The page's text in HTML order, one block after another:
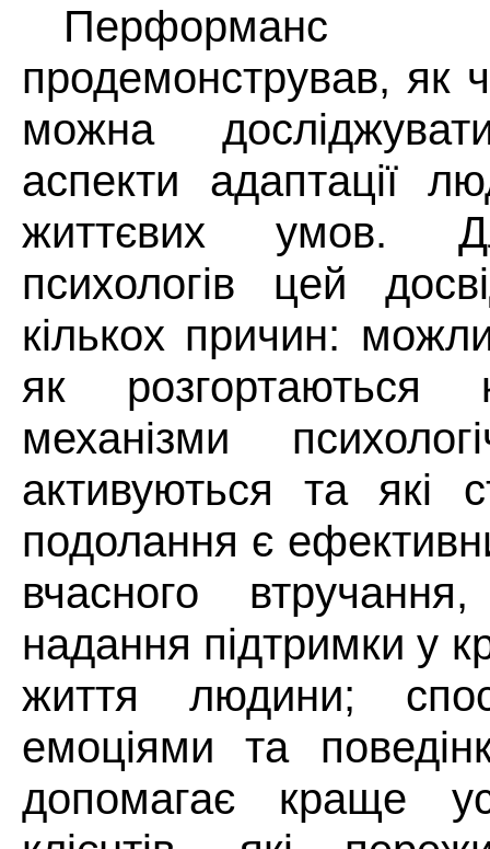
продемонстрував, як
можна
аспекти адаптації
життєвих умов.
психологів цей
кількох причин:
як розгортаються
механізми
активуються та які
подолання є
вчасного
надання підтримки у
життя людини;
емоціями та
допомагає краще